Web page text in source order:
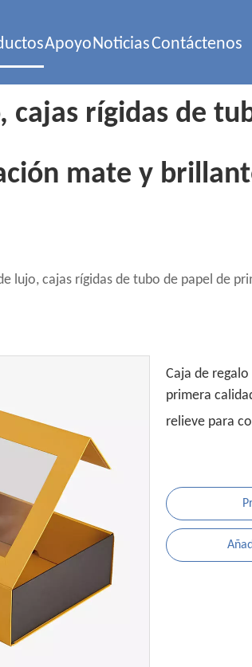
ApoyoNoticiasContáctenos
rígidas de
mate y
lujo, cajas rígidas de tubo de papel de
Caja de
primera
relieve para